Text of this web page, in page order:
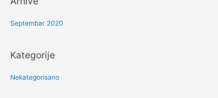
Septembar 2020
Kategorije
Nekategorisano